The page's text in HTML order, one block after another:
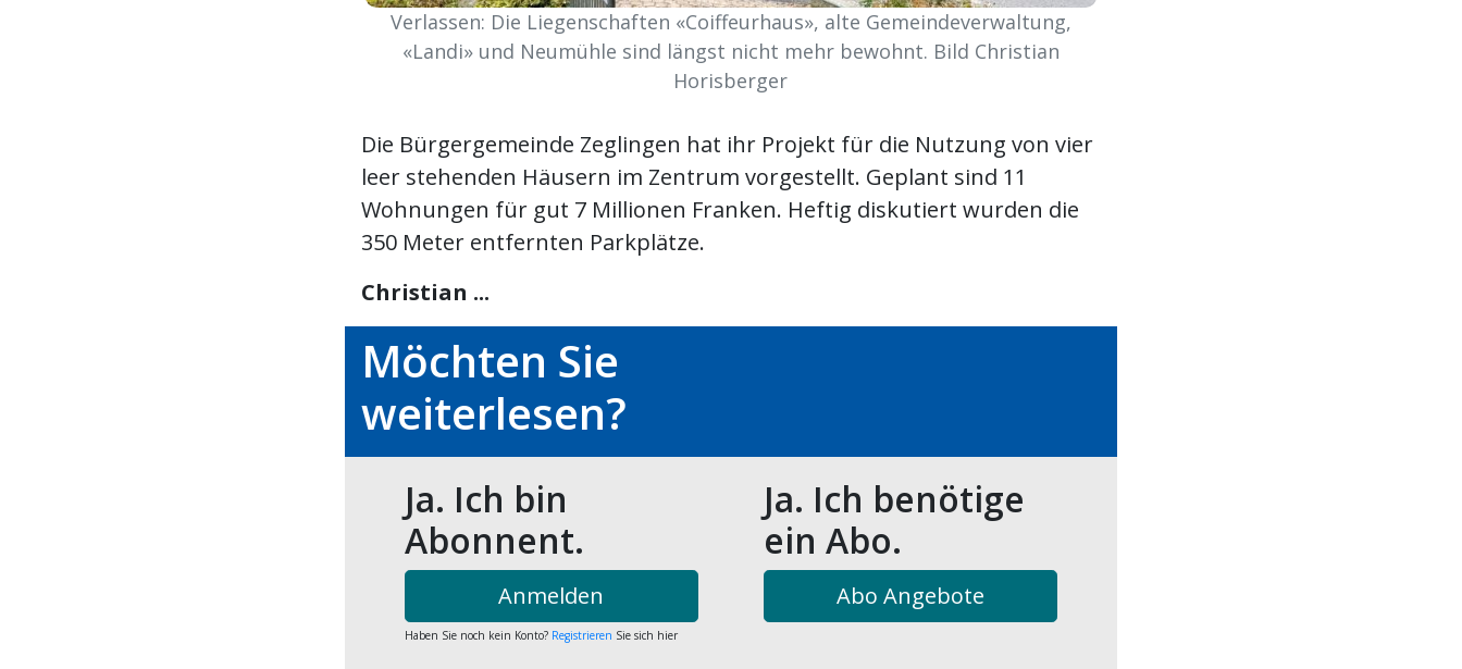
Verlassen: Die Liegenschaften «Coiffeurhaus», alte Gemeindeverwaltung,
«Landi» und Neumühle sind längst nicht mehr bewohnt. Bild Christian
Horisberger
Die Bürgergemeinde Zeglingen hat ihr Projekt für die Nutzung von vier
leer stehenden Häusern im Zentrum vorgestellt. Geplant sind 11
Wohnungen für gut 7 Millionen Franken. Heftig diskutiert wurden die
350 Meter entfernten Parkplätze.
Christian ...
Möchten Sie
weiterlesen?
Ja. Ich bin
Abonnent.
Anmelden
Haben Sie noch kein Konto?Registrieren Sie sich hier
Ja. Ich benötige
ein Abo.
Abo Angebote